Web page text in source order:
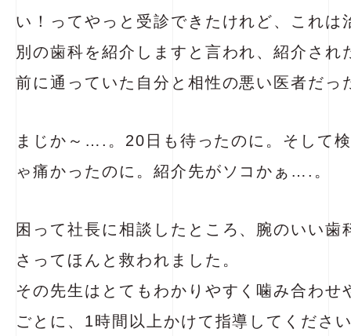
い！ってやっと受診できたけれど、これは
別の歯科を紹介しますと言われ、紹介され
前に通っていた自分と相性の悪い医者だっ
まじか～….。20日も待ったのに。そして
ゃ痛かったのに。紹介先がソコかぁ….。
困って社長に相談したところ、腕のいい歯
さってほんと救われました。
その先生はとてもわかりやすく噛み合わせ
ごとに、1時間以上かけて指導してくださ